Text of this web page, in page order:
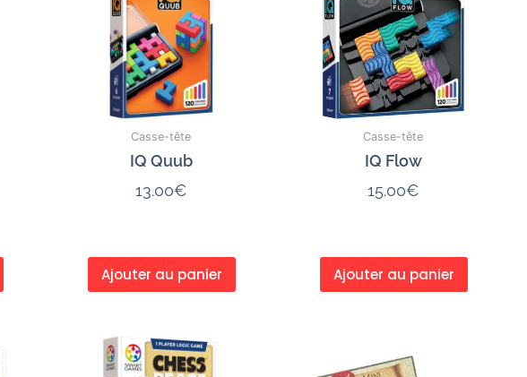
Casse-tête
IQ Quub
13.00€
Ajouter au panier
Casse-tête
IQ Flow
15.00€
Ajouter au panier